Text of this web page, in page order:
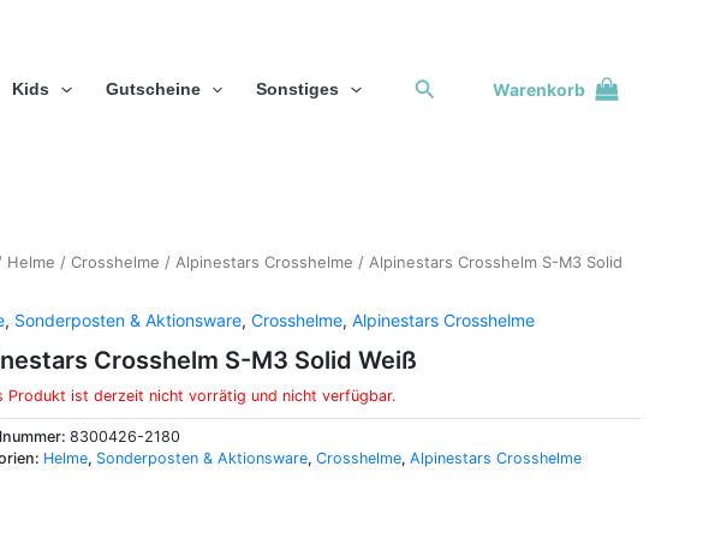
Kids Gutscheine Sonstiges SuchenWarenkorb
Helme / Crosshelme / Alpinestars Crosshelme / Alpinestars Crosshelm S-M3 Solid
, Sonderposten & Aktionsware, Crosshelme, Alpinestars Crosshelme
Crosshelm S-M3 Solid Weiß
Produkt ist derzeit nicht vorrätig und nicht verfügbar.
8300426-2180
Helme, Sonderposten & Aktionsware, Crosshelme, Alpinestars Crosshelme